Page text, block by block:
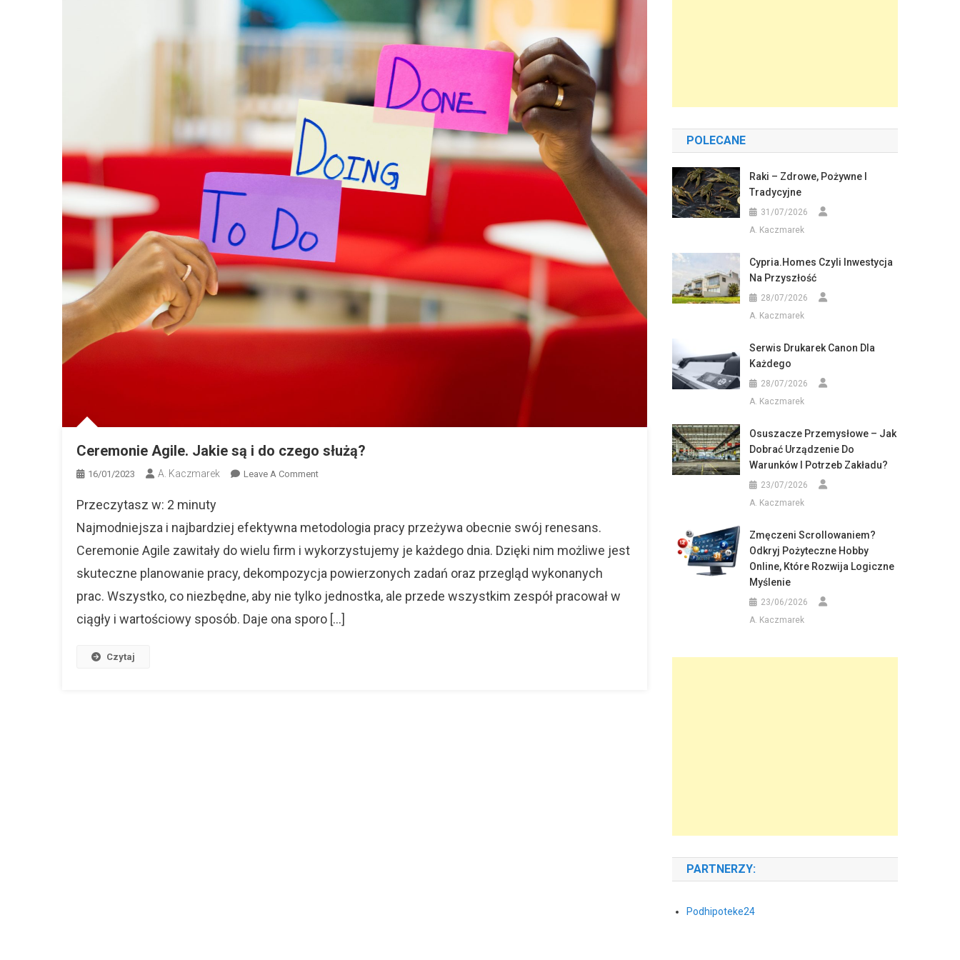
Ceremonie Agile. Jakie są i do czego służą?
16/01/2023 A. Kaczmarek Leave A CommentOn
Jakie
I
Do
Służą?
Przeczytasz w: 2 minuty
Najmodniejsza i najbardziej efektywna metodologia pracy przeżywa obecnie swój renesans.
Ceremonie Agile zawitały do wielu firm i wykorzystujemy je każdego dnia. Dzięki nim możliwe jest
skuteczne planowanie pracy, dekompozycja powierzonych zadań oraz przegląd wykonanych
prac. Wszystko, co niezbędne, aby nie tylko jednostka, ale przede wszystkim zespół pracował w
ciągły i wartościowy sposób. Daje ona sporo […]
Czytaj
POLECANE
Raki – Zdrowe, Pożywne I
Tradycyjne
31/07/2026
A. Kaczmarek
Cypria.homes Czyli Inwestycja
Na Przyszłość
28/07/2026
A. Kaczmarek
Serwis Drukarek Canon Dla
Każdego
28/07/2026
A. Kaczmarek
Osuszacze Przemysłowe – Jak
Dobrać Urządzenie Do
Warunków I Potrzeb Zakładu?
23/07/2026
A. Kaczmarek
Zmęczeni Scrollowaniem?
Odkryj Pożyteczne Hobby
Online, Które Rozwija Logiczne
Myślenie
23/06/2026
A. Kaczmarek
PARTNERZY:
Podhipoteke24